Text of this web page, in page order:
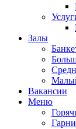
Залы
Вакансии
Меню